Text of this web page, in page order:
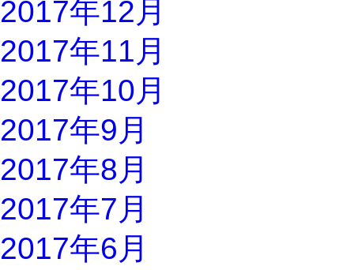
2017年12月
2017年11月
2017年10月
2017年9月
2017年8月
2017年7月
2017年6月